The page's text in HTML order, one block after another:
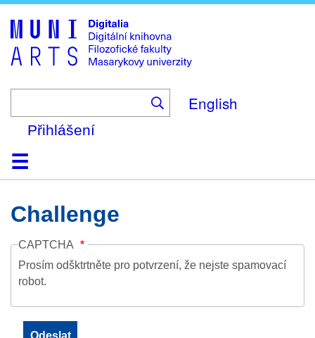
to
main
content
English
Přihlášení
DomůKolekce
Prohlížení
Vyhledávání
O platformě
Nápověda
KontaktDigitalia
Challenge
CAPTCHA
Prosím odšktrtněte pro potvrzení, že nejste spamovací
robot.